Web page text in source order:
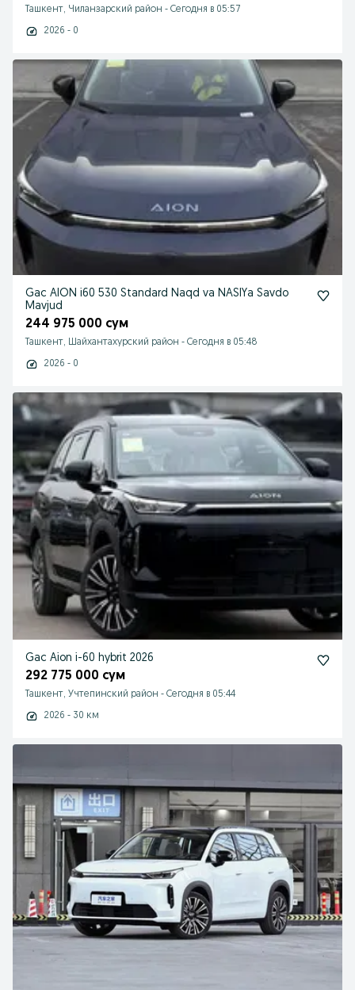
Ташкент, Чиланзарский район - Сегодня в 05:57
2026 - 0
Gac AION i60 530 Standard Naqd va NASIYa Savdo
Mavjud
244 975 000 сум
Ташкент, Шайхантахурский район - Сегодня в 05:48
2026 - 0
Gac Aion i-60 hybrit 2026
292 775 000 сум
Ташкент, Учтепинский район - Сегодня в 05:44
2026 - 30 км